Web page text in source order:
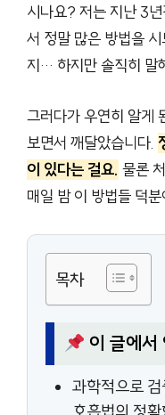
시나요? 저는 지난 3
서 정말 많은 방법을
지… 하지만 솔직히 말
그러다가 우연히 알게
보면서 깨달았습니다.
이 있다는 걸요. 물론
매일 밤 이 방법들 덕
목차
이 글에서
과학적으로